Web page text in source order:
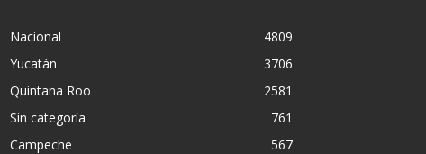
Nacional
4809
Yucatán
3706
Quintana Roo
2581
Sin categoría
761
Campeche
567